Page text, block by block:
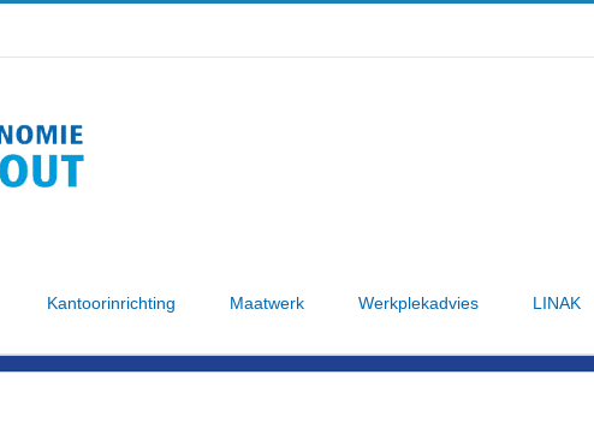
Kantoorinrichting Maatwerk Werkplekadvies LINAK